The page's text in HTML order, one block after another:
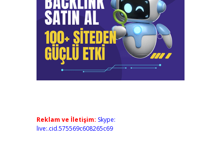
Reklam ve İletişim: Skype:
live:.cid.575569c608265c69